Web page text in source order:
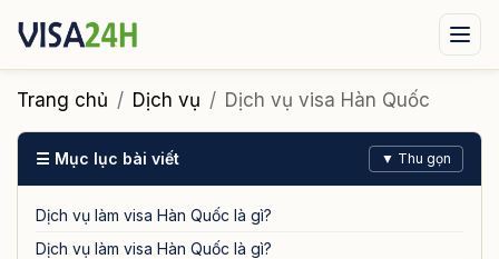
Visa xuất cảnh Visa nhập cảnh Dịch vụ
Tin tức Liên hệ
Trang chủ Dịch vụ Dịch vụ visa Hàn Quốc
☰ Mục lục bài viết ▼ Thu gọn
Dịch vụ làm visa Hàn Quốc là gì?
Dịch vụ làm visa Hàn Quốc là gì?